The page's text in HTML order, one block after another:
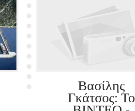
Βασίλης
Γκάτσος: Το